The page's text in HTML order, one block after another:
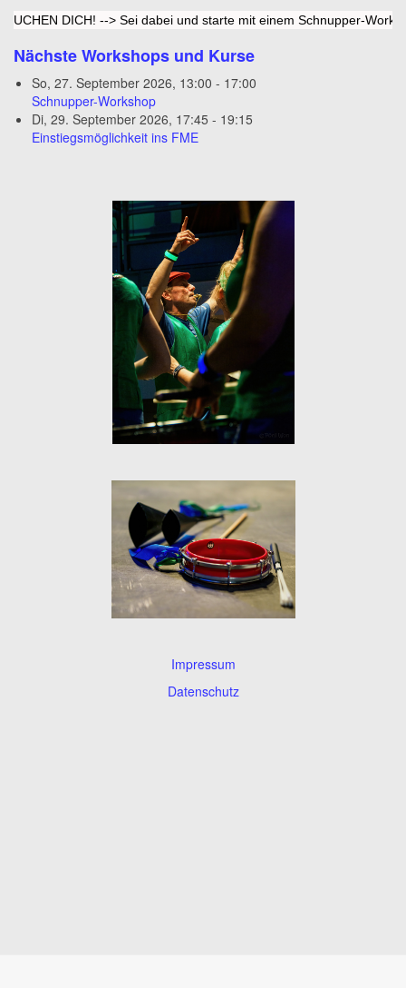
DICH! --> Sei dabei und starte mit einem Schnupper-
Nächste Workshops und Kurse
So, 27. September 2026, 13:00 - 17:00
Schnupper-Workshop
Di, 29. September 2026, 17:45 - 19:15
Einstiegsmöglichkeit ins FME
Impressum
Datenschutz